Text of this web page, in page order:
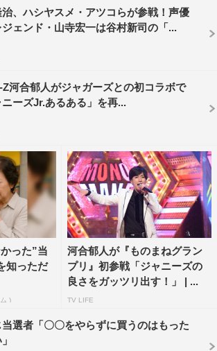
う！』のコーナーも。“なかなか顔を
麻衣”や“ライブのMCで朝ご飯につい
”など、ちょうどいい尺だと爆笑でき
気に紹介。有名人と顔がそっくりさんが
ネードそっくりSHOW！』のミニコー
菜々子、星野源、あいみょん、生田斗
麻衣など、話題の気になる顔が登場す
プリ 秋のガチランキングスペシャル』
火）後7・56～10・54
、郡司恭子（日テレアナウンサー）、
アナウンサー）
、ハシヤスメ・アツコらが参戦！声優
ェンド・山寺宏一は谷村新司の「...
河合郁人がジャガーズとの初コラボで
ニーズJr.あるある」を再...
った”当
知っただ
)
河合郁人が『ものまねグラン
プリ』初参戦「ジャニーズの
良さをガッツリ出す！」 | ...
TV LIFE
選者「〇〇をやらずに買うのはもった